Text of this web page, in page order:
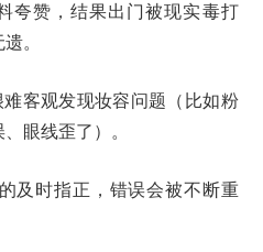
夸赞，结果出门被现实毒打
。
难客观发现妆容问题（比如粉
眼线歪了）。
及时指正，错误会被不断重